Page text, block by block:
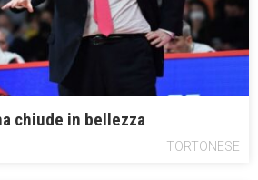
chiude in bellezza
TORTONESE